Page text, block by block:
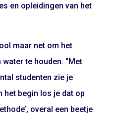
en opleidingen van het
maar net om het
te houden. “Met
studenten zie je
het begin los je dat op
overal een beetje